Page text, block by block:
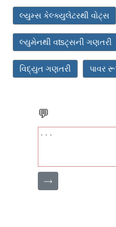
લ્યુમ્સ કેલ્ક્યુલેટરથી વોટ્સ
લ્યુમેનથી વtsટ્સની ગણતરી
વિદ્યુત ગણતરી પાવર
💬
⟶